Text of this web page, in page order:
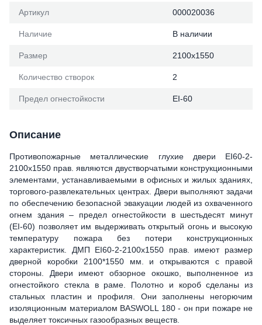
Артикул 000020036
Наличие В наличии
Размер 2100х1550
Количество створок 2
Предел огнестойкости ЕІ-60
Описание
Противопожарные металлические глухие двери ЕІ60-2-
2100x1550 прав. являются двустворчатыми конструкционными
элементами, устанавливаемыми в офисных и жилых зданиях,
торгового-развлекательных центрах. Двери выполняют задачи
по обеспечению безопасной эвакуации людей из охваченного
огнем здания – предел огнестойкости в шестьдесят минут
(ЕІ-60) позволяет им выдерживать открытый огонь и высокую
температуру пожара без потери конструкционных
характеристик. ДМП ЕІ60-2-2100x1550 прав. имеют размер
дверной коробки 2100*1550 мм. и открываются с правой
стороны. Двери имеют обзорное окошко, выполненное из
огнестойкого стекла в раме. Полотно и короб сделаны из
стальных пластин и профиля. Они заполнены негорючим
изоляционным материалом BASWOLL 180 - он при пожаре не
выделяет токсичных газообразных веществ.